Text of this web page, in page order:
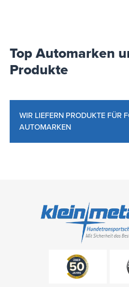
Top Automarken
Produkte
WIR LIEFERN PRODUKTE FÜR
AUTOMARKEN